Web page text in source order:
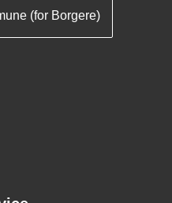
(for Borgere)